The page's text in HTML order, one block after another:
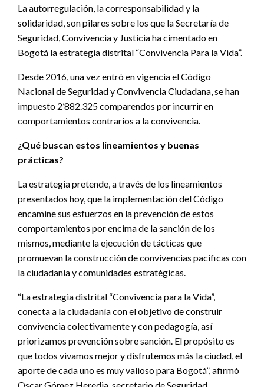
La autorregulación, la corresponsabilidad y la
solidaridad, son pilares sobre los que la Secretaría de
Seguridad, Convivencia y Justicia ha cimentado en
Bogotá la estrategia distrital “Convivencia Para la Vida”.
Desde 2016, una vez entró en vigencia el Código
Nacional de Seguridad y Convivencia Ciudadana, se han
impuesto 2’882.325 comparendos por incurrir en
comportamientos contrarios a la convivencia.
¿Qué buscan estos lineamientos y buenas
prácticas?
La estrategia pretende, a través de los lineamientos
presentados hoy, que la implementación del Código
encamine sus esfuerzos en la prevención de estos
comportamientos por encima de la sanción de los
mismos, mediante la ejecución de tácticas que
promuevan la construcción de convivencias pacíficas con
la ciudadanía y comunidades estratégicas.
“La estrategia distrital “Convivencia para la Vida”,
conecta a la ciudadanía con el objetivo de construir
convivencia colectivamente y con pedagogía, así
priorizamos prevención sobre sanción. El propósito es
que todos vivamos mejor y disfrutemos más la ciudad, el
aporte de cada uno es muy valioso para Bogotá”, afirmó